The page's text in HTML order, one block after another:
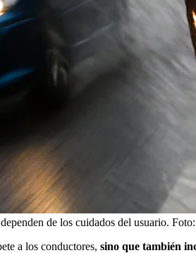
de los cuidados del usuario. Foto:
a los conductores, sino que también